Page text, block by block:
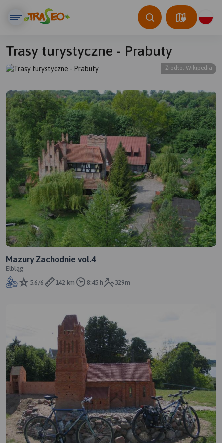
Trasy turystyczne - Prabuty
Źródło: Wikipedia
© Traseo Map © OpenMapTiles © OpenStreetMap contributors
Mazury Zachodnie vol.4
Elbląg
5.6/6
142 km 8:45 h 329m